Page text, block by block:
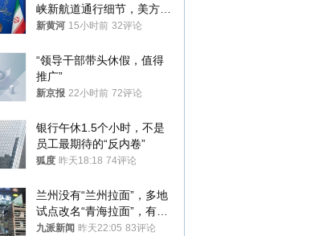
峡新航道通行细节，美方再
提“倒计时”
新黄河 15小时前 32评论
“领导干部带头休假，值得
推广”
新京报 22小时前 72评论
银行午休1.5个小时，不是
员工最期待的“反内卷”
狐度 昨天18:18 74评论
兰州没有“兰州拉面”，多地
试点改名“青海拉面”，有商
家改名已两年
九派新闻 昨天22:05 83评论